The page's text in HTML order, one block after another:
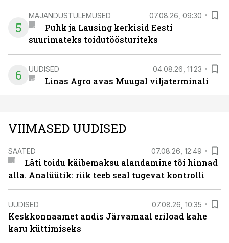
5
MAJANDUSTULEMUSED 07.08.26, 09:30
Puhk ja Lausing kerkisid Eesti
suurimateks toidutöösturiteks
6 UUDISED 04.08.26, 11:23
Linas Agro avas Muugal viljaterminali
VIIMASED UUDISED
SAATED 07.08.26, 12:49
Läti toidu käibemaksu alandamine tõi hinnad
alla. Analüütik: riik teeb seal tugevat kontrolli
UUDISED 07.08.26, 10:35
Keskkonnaamet andis Järvamaal eriload kahe
karu küttimiseks